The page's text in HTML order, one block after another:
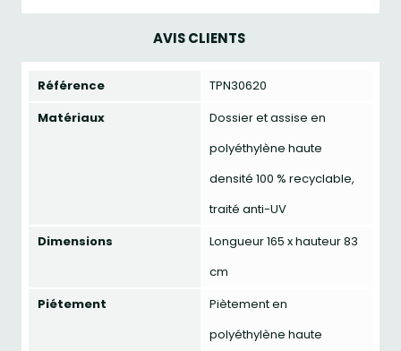
AVIS CLIENTS
Référence
TPN30620
Matériaux
Dossier et assise en
polyéthylène haute
densité 100 % recyclable,
traité anti-UV
Dimensions
Longueur 165 x hauteur 83
cm
Piétement
Piètement en
polyéthylène haute